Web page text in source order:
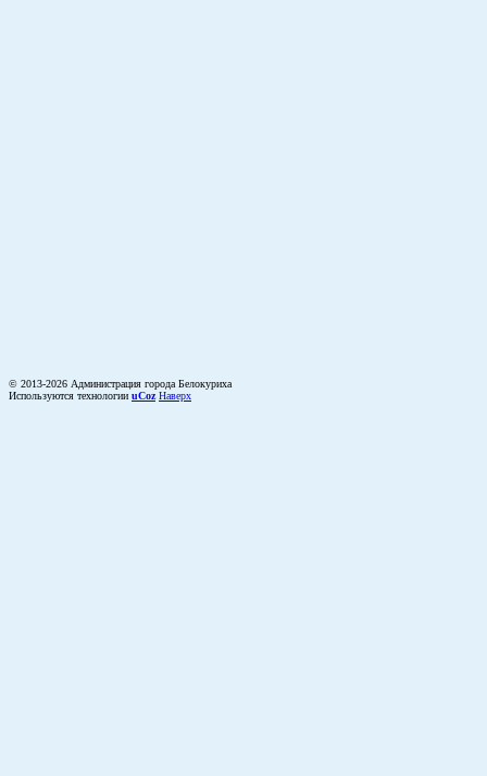
© 2013-2026 Администрация города Белокуриха
Используются технологии uCoz Наверх